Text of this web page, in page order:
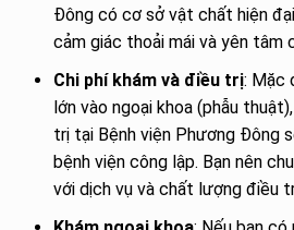
Đông có cơ sở vật chất hiện
cảm giác thoải mái và yên tâm
Chi phí khám và điều trị: Mặc
lớn vào ngoại khoa (phẫu
trị tại Bệnh viện Phương Đông
bệnh viện công lập. Bạn nên
với dịch vụ và chất lượng điều